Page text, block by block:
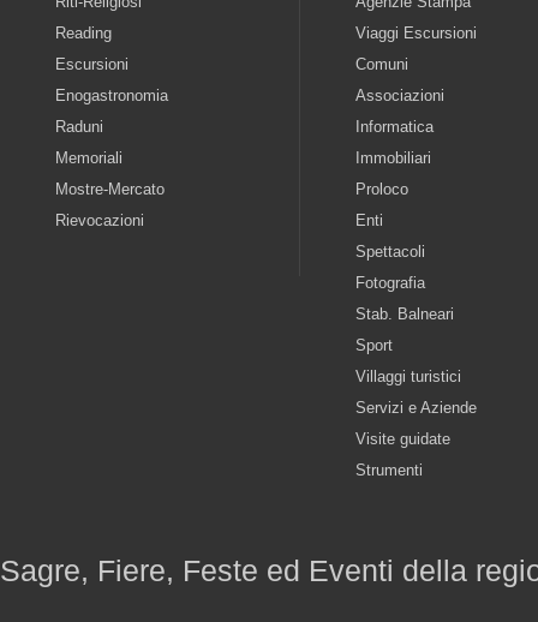
Reading
Escursioni
Enogastronomia
Raduni
Memoriali
Mostre-Mercato
Rievocazioni
Viaggi Escursioni
Comuni
Associazioni
Informatica
Immobiliari
Proloco
Enti
Spettacoli
Fotografia
Stab. Balneari
Sport
Villaggi turistici
Servizi e Aziende
Visite guidate
Strumenti
Sagre, Fiere, Feste ed Eventi della